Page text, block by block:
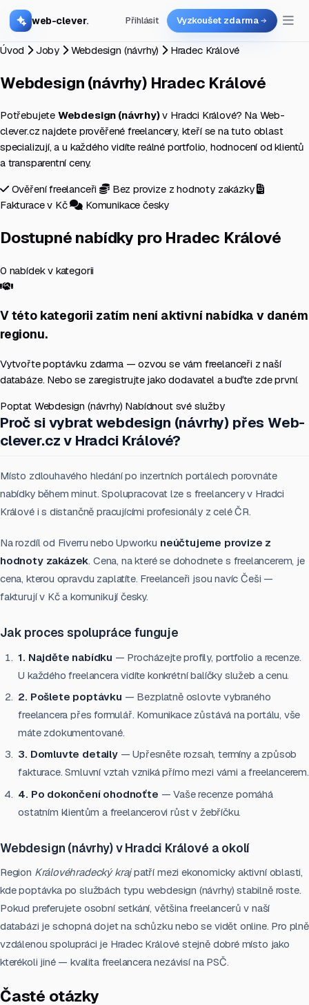
web-clever. Přihlásit Vyzkoušet zdarma
Úvod Joby Webdesign (návrhy) Hradec Králové
Webdesign (návrhy) Hradec Králové
Potřebujete Webdesign (návrhy)v Hradci Králové? Na Web-
clever.cz najdete prověřené freelancery, kteří se na tuto oblast
specializují, a u každého vidíte reálné portfolio, hodnocení od klientů
a transparentní ceny.
Ověření freelanceři
Bez provize z hodnoty zakázky
Fakturace v Kč
Komunikace česky
Dostupné nabídky pro Hradec Králové
0 nabídek v kategorii
V této kategorii zatím není aktivní nabídka v daném
regionu.
Vytvořte poptávku zdarma — ozvou se vám freelanceři z naší
databáze. Nebo se zaregistrujte jako dodavatel a buďte zde první.
Poptat Webdesign (návrhy) Nabídnout své služby
Proč si vybrat webdesign (návrhy) přes Web-
clever.cz v Hradci Králové?
Místo zdlouhavého hledání po inzertních portálech porovnáte
nabídky během minut. Spolupracovat lze s freelancery v Hradci
Králové i s distančně pracujícími profesionály z celé ČR.
Na rozdíl od Fiverru nebo Upworku neúčtujeme provize z
hodnoty zakázek. Cena, na které se dohodnete s freelancerem, je
cena, kterou opravdu zaplatíte. Freelanceři jsou navíc Češi —
fakturují v Kč a komunikují česky.
Jak proces spolupráce funguje
1. Najděte nabídku — Procházejte profily, portfolio a recenze.
U každého freelancera vidíte konkrétní balíčky služeb a cenu.
2. Pošlete poptávku — Bezplatně oslovte vybraného
freelancera přes formulář. Komunikace zůstává na portálu, vše
máte zdokumentované.
3. Domluvte detaily— Upřesněte rozsah, termíny a způsob
fakturace. Smluvní vztah vzniká přímo mezi vámi a freelancerem.
4. Po dokončení ohodnoťte — Vaše recenze pomáhá
ostatním klientům a freelancerovi růst v žebříčku.
Webdesign (návrhy) v Hradci Králové a okolí
Region Královéhradecký krajpatří mezi ekonomicky aktivní oblasti,
kde poptávka po službách typu webdesign (návrhy) stabilně roste.
Pokud preferujete osobní setkání, většina freelancerů v naší
databázi je schopná dojet na schůzku nebo se vidět online. Pro plně
vzdálenou spolupráci je Hradec Králové stejně dobré místo jako
kterékoli jiné — kvalita freelancera nezávisí na PSČ.
Časté otázky